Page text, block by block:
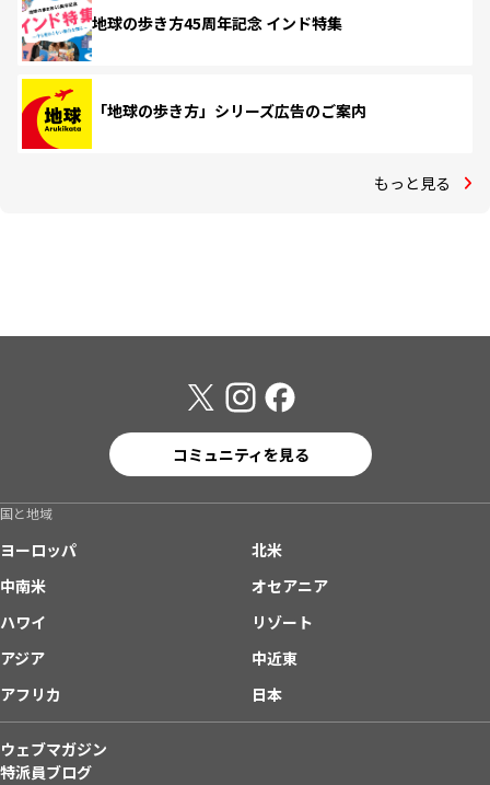
地球の歩き方45周年記念 インド特集
「地球の歩き方」シリーズ広告のご案内
もっと見る
コミュニティを見る
国と地域
ヨーロッパ
北米
中南米
オセアニア
ハワイ
リゾート
アジア
中近東
アフリカ
日本
ウェブマガジン
特派員ブログ